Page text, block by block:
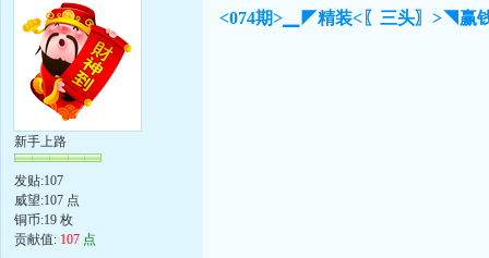
新手上路
发贴:107
威望:107 点
铜币:19 枚
贡献值: 107 点
<074期>▁◤精装<〖三头〗>◥赢